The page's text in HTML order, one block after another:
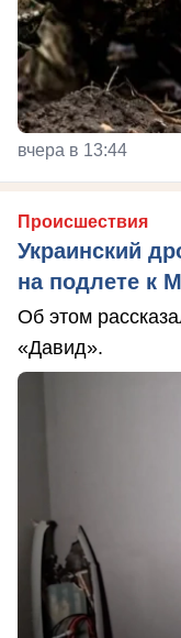
вчера в 13:44
Происшествия
Украинский
на подлете к
Об этом
«Давид».